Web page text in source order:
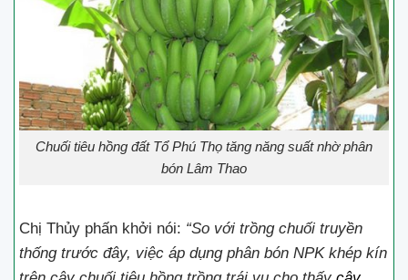
Chuối tiêu hồng đất Tổ Phú Thọ tăng năng suất nhờ phân
bón Lâm Thao
Chị Thủy phấn khởi nói: “So với trồng chuối truyền
thống trước đây, việc áp dụng phân bón NPK khép kín